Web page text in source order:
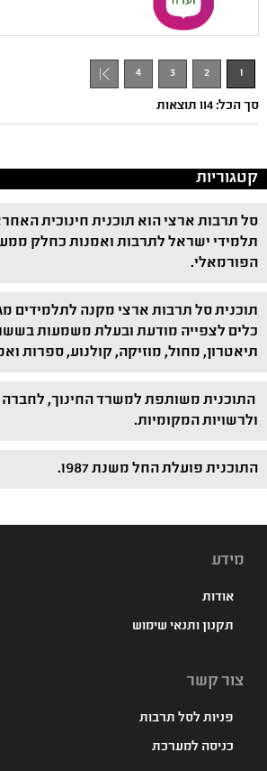
1
2
3
4
סך הכל: 114 תוצאות
קטגוריות
סל תרבות ארצי הוא תוכנית חינוכית
תלמידי ישראל לתרבות ואמנות כחלק
הפורמאלי.
תוכנית סל תרבות ארצי מקנה לתלמידים
כלים לצפייה מודעת ובעלת משמעות
תיאטרון, מחול, מוזיקה, קולנוע, ספרות
התוכנית משותפת למשרד החינוך,
ולרשויות המקומיות.
התוכנית פועלת החל משנת 1987.
מידע
אודות
תקנון ותנאי שימוש
צור קשר
פניות לסל תרבות
כניסה למערכת